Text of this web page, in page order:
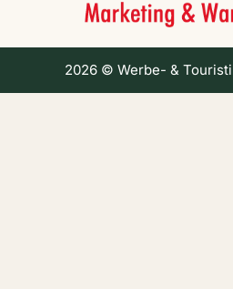
2026 © Werbe- &